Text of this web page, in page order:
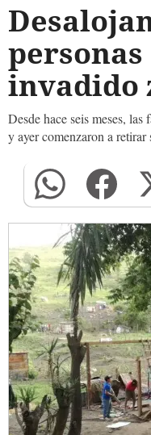
invadido
Desde hace seis meses,
y ayer comenzaron a retirar